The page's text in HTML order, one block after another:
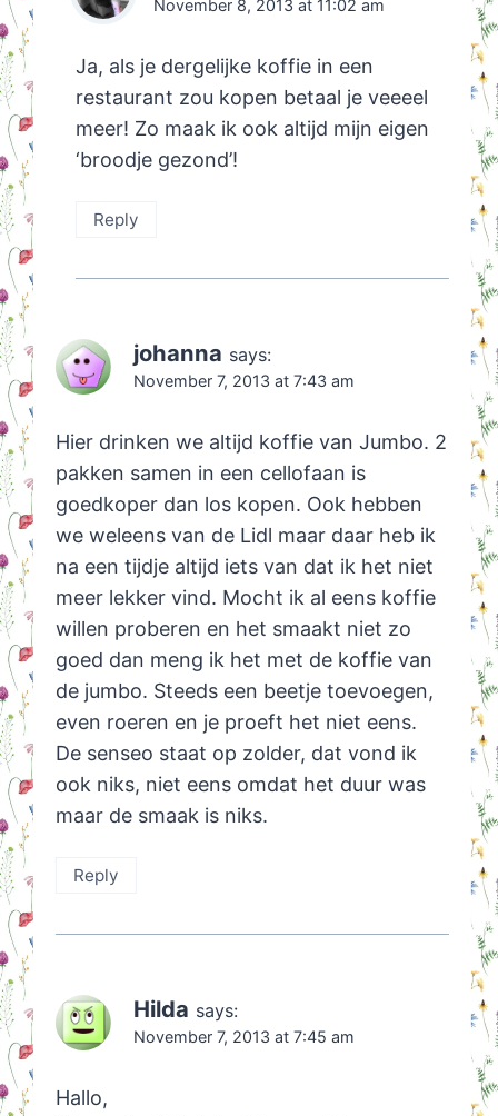
November 8, 2013 at 11:02 am
Ja, als je dergelijke koffie in een
restaurant zou kopen betaal je veeeel
meer! Zo maak ik ook altijd mijn eigen
‘broodje gezond’!
Reply
johanna says:
November 7, 2013 at 7:43 am
Hier drinken we altijd koffie van Jumbo. 2
pakken samen in een cellofaan is
goedkoper dan los kopen. Ook hebben
we weleens van de Lidl maar daar heb ik
na een tijdje altijd iets van dat ik het niet
meer lekker vind. Mocht ik al eens koffie
willen proberen en het smaakt niet zo
goed dan meng ik het met de koffie van
de jumbo. Steeds een beetje toevoegen,
even roeren en je proeft het niet eens.
De senseo staat op zolder, dat vond ik
ook niks, niet eens omdat het duur was
maar de smaak is niks.
Reply
Hilda says:
November 7, 2013 at 7:45 am
Hallo,